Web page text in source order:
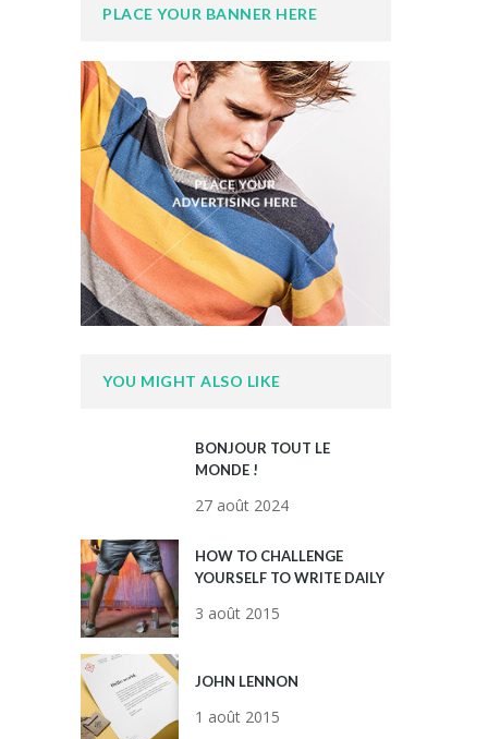
PLACE YOUR BANNER HERE
YOU MIGHT ALSO LIKE
BONJOUR TOUT LE
MONDE !
27 août 2024
HOW TO CHALLENGE
YOURSELF TO WRITE DAILY
3 août 2015
JOHN LENNON
1 août 2015